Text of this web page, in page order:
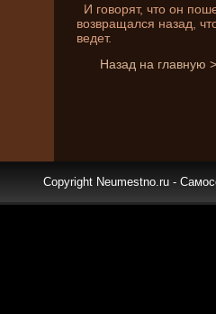
И говорят, что он
возвращался назад,
веде­т.
Назад на главную
Copyright Neumestno.ru -